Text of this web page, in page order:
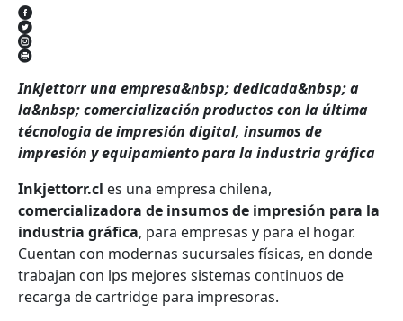
Inkjettorr una empresa&nbsp; dedicada&nbsp; a
la&nbsp; comercialización productos con la última
técnologia de impresión digital, insumos de
impresión y equipamiento para la industria gráfica
Inkjettorr.cl es una empresa chilena,
comercializadora de insumos de impresión para la
industria gráfica, para empresas y para el hogar.
Cuentan con modernas sucursales físicas, en donde
trabajan con lps mejores sistemas continuos de
recarga de cartridge para impresoras.